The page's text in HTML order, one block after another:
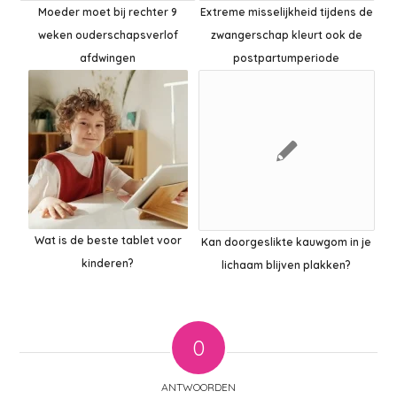
Moeder moet bij rechter 9
weken ouderschapsverlof
afdwingen
Extreme misselijkheid tijdens de
zwangerschap kleurt ook de
postpartumperiode
Wat is de beste tablet voor
kinderen?
Kan doorgeslikte kauwgom in je
lichaam blijven plakken?
0
ANTWOORDEN